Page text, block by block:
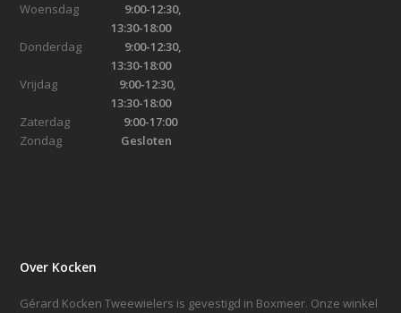
Woensdag
9:00-12:30,
13:30-18:00
Donderdag 9:00-12:30,
13:30-18:00
Vrijdag 9:00-12:30,
13:30-18:00
Zaterdag 9:00-17:00
Zondag Gesloten
Over Kocken
Gérard Kocken Tweewielers is gevestigd in Boxmeer. Onze winkel